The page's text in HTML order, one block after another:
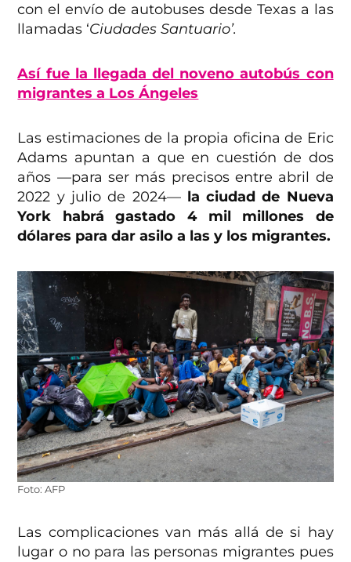
con el envío de autobuses desde Texas a las
llamadas ‘Ciudades Santuario’.
Así fue la llegada del noveno autobús con
migrantes a Los Ángeles
Las estimaciones de la propia oficina de Eric
Adams apuntan a que en cuestión de dos
años —para ser más precisos entre abril de
2022 y julio de 2024— la ciudad de Nueva
York habrá gastado 4 mil millones de
dólares para dar asilo a las y los migrantes.
Foto: AFP
Las complicaciones van más allá de si hay
lugar o no para las personas migrantes pues